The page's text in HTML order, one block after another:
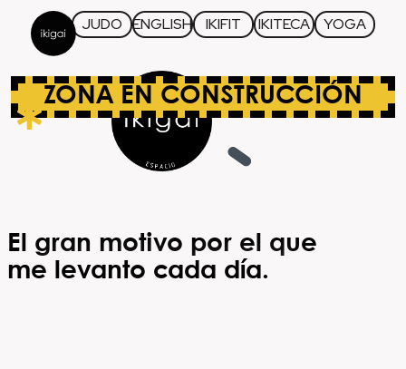
YOGA
IKITECA
IKIFIT
ENGLISH
JUDO
El gran motivo por el que
me levanto cada día.
ZONA EN CONSTRUCCIÓN